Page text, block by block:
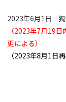
2023年6月1日 獨
（2023年7月19
更による）
（2023年8月1日再